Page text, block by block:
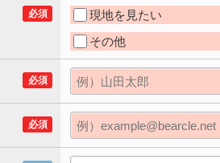
必須
現地を見たい
その他
必須
必須